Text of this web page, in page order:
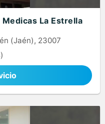
La Estrella
(Jaén), 23007